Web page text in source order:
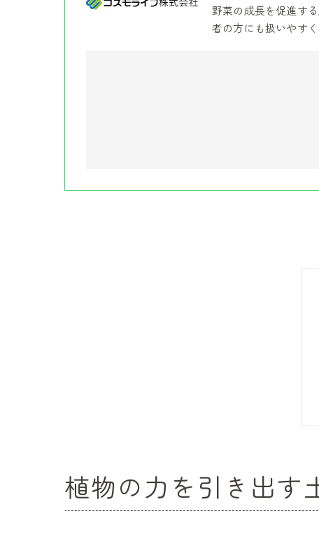
野菜の成長を促進す
者の方にも扱いやす
植物の力を引き出す